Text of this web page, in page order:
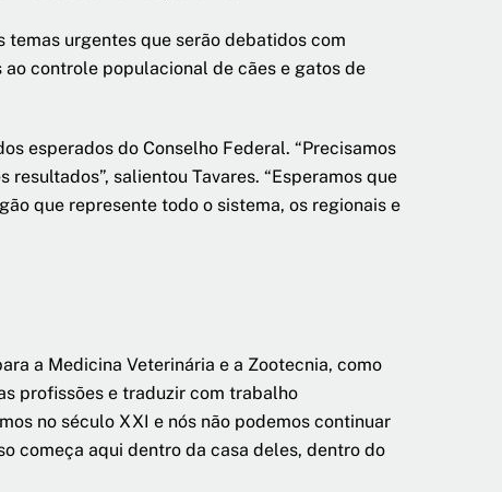
urgentes que serão debatidos com
controle populacional de cães e gatos de
esperados do Conselho Federal. “Precisamos
salientou Tavares. “Esperamos que
que represente todo o sistema, os regionais e
a Medicina Veterinária e a Zootecnia, como
profissões e traduzir com trabalho
no século XXI e nós não podemos continuar
começa aqui dentro da casa deles, dentro do